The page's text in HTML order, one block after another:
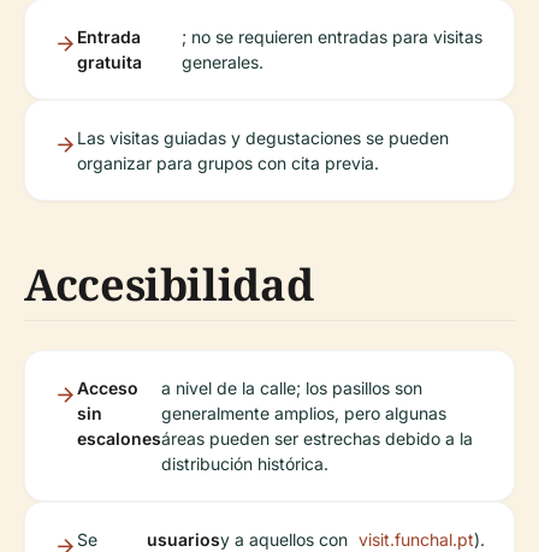
Entrada
gratuita
; no se requieren entradas para visitas
generales.
Las visitas guiadas y degustaciones se pueden
organizar para grupos con cita previa.
Accesibilidad
Acceso
sin
escalones
a nivel de la calle; los pasillos son
generalmente amplios, pero algunas
áreas pueden ser estrechas debido a la
distribución histórica.
Se
usuariosy a aquellos con visit.funchal.pt).